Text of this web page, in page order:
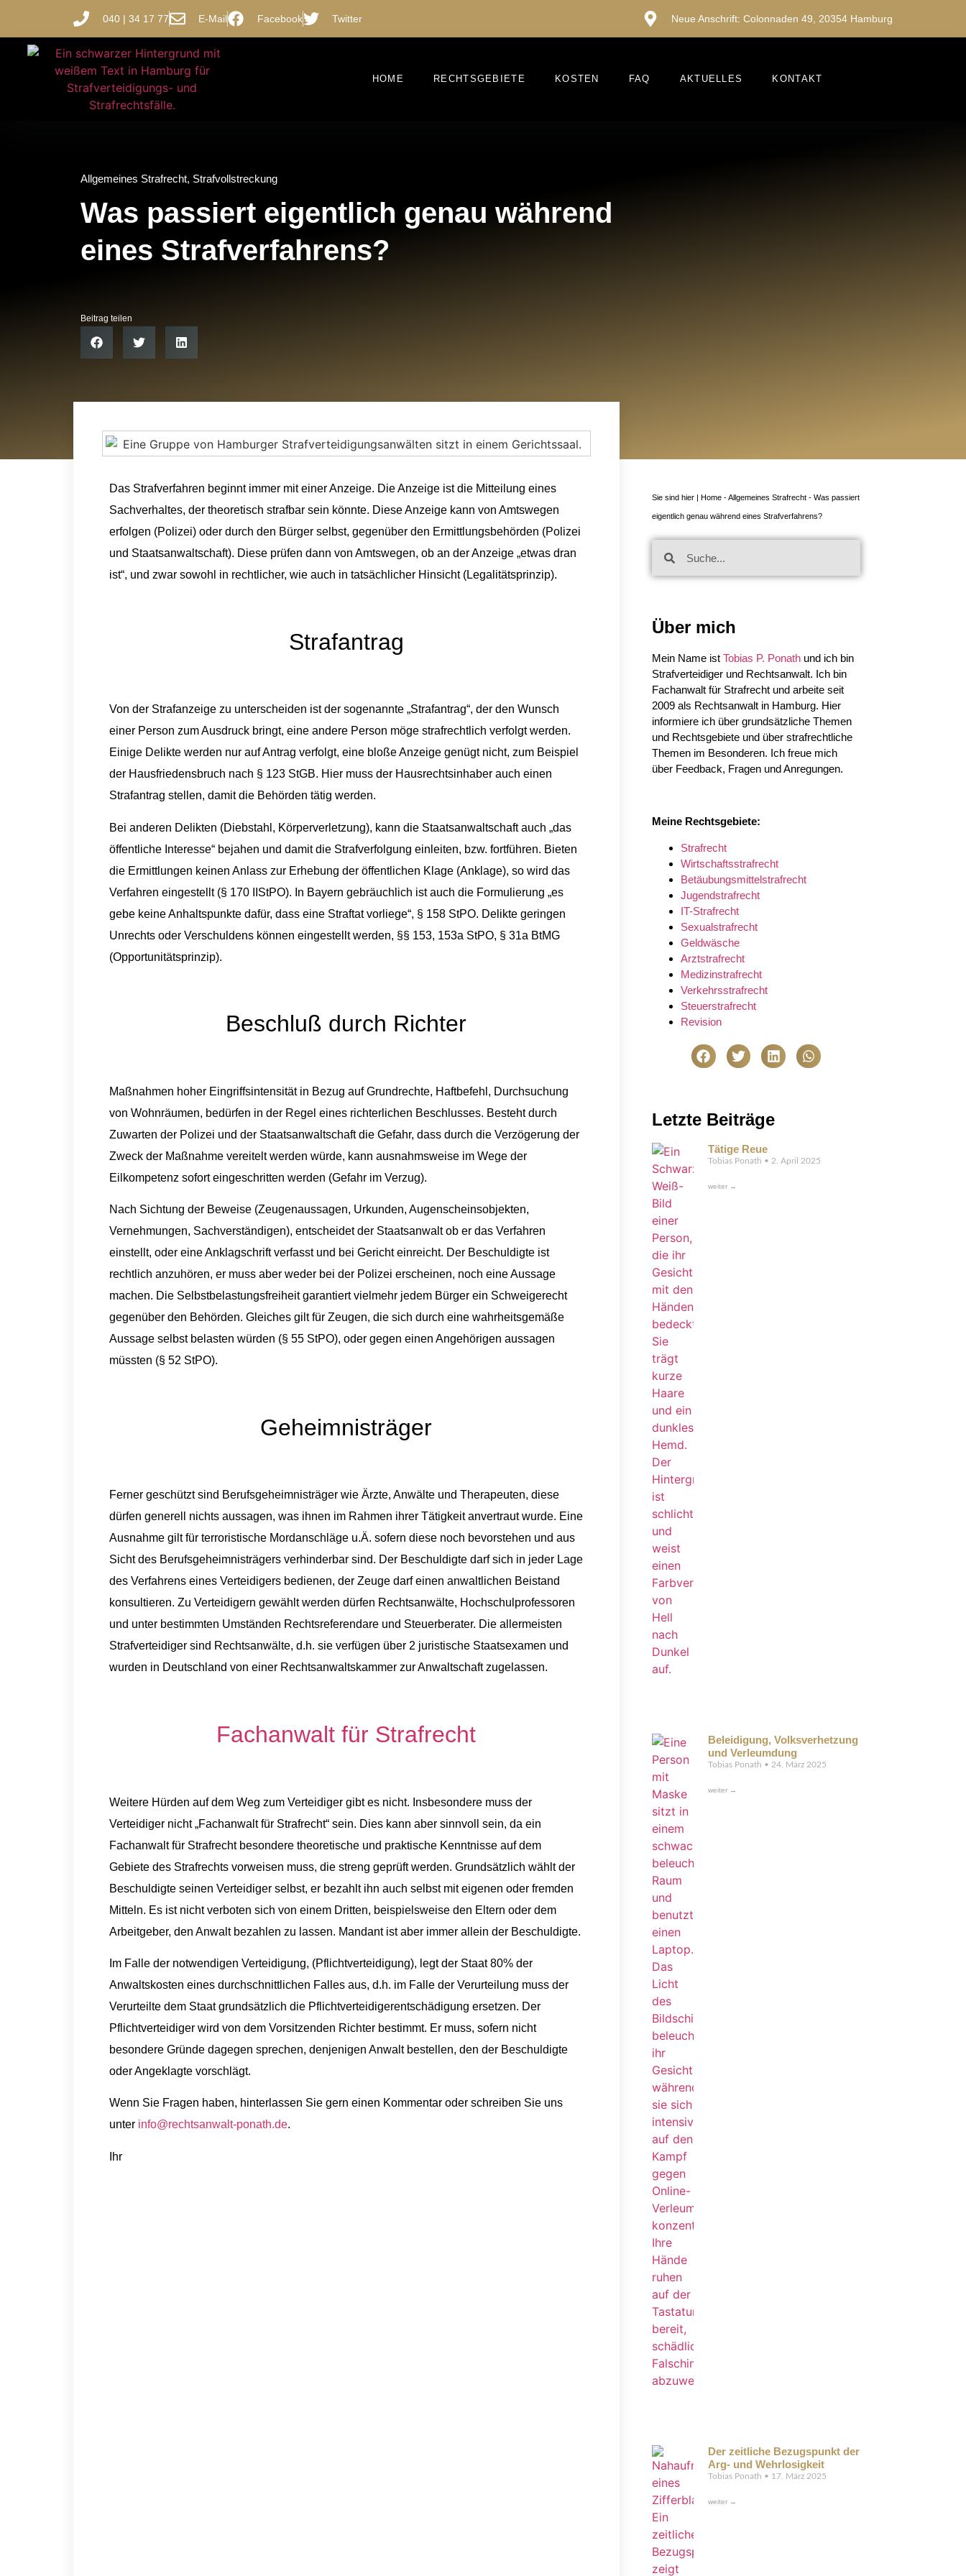
040 | 34 17 77 E-Mail Facebook Twitter Neue Anschrift: Colonnaden 49, 20354 Hamburg
HOME RECHTSGEBIETE KOSTEN FAQ AKTUELLES KONTAKT
Allgemeines Strafrecht, Strafvollstreckung
Was passiert eigentlich genau während
eines Strafverfahrens?
Beitrag teilen
Das Strafverfahren beginnt immer mit einer Anzeige. Die Anzeige ist die Mitteilung eines
Sachverhaltes, der theoretisch strafbar sein könnte. Diese Anzeige kann von Amtswegen
erfolgen (Polizei) oder durch den Bürger selbst, gegenüber den Ermittlungsbehörden (Polizei
und Staatsanwaltschaft). Diese prüfen dann von Amtswegen, ob an der Anzeige „etwas dran
ist“, und zwar sowohl in rechtlicher, wie auch in tatsächlicher Hinsicht (Legalitätsprinzip).
Strafantrag
Von der Strafanzeige zu unterscheiden ist der sogenannte „Strafantrag“, der den Wunsch
einer Person zum Ausdruck bringt, eine andere Person möge strafrechtlich verfolgt werden.
Einige Delikte werden nur auf Antrag verfolgt, eine bloße Anzeige genügt nicht, zum Beispiel
der Hausfriedensbruch nach § 123 StGB. Hier muss der Hausrechtsinhaber auch einen
Strafantrag stellen, damit die Behörden tätig werden.
Bei anderen Delikten (Diebstahl, Körperverletzung), kann die Staatsanwaltschaft auch „das
öffentliche Interesse“ bejahen und damit die Strafverfolgung einleiten, bzw. fortführen. Bieten
die Ermittlungen keinen Anlass zur Erhebung der öffentlichen Klage (Anklage), so wird das
Verfahren eingestellt (§ 170 IIStPO). In Bayern gebräuchlich ist auch die Formulierung „es
gebe keine Anhaltspunkte dafür, dass eine Straftat vorliege“, § 158 StPO. Delikte geringen
Unrechts oder Verschuldens können eingestellt werden, §§ 153, 153a StPO, § 31a BtMG
(Opportunitätsprinzip).
Beschluß durch Richter
Maßnahmen hoher Eingriffsintensität in Bezug auf Grundrechte, Haftbefehl, Durchsuchung
von Wohnräumen, bedürfen in der Regel eines richterlichen Beschlusses. Besteht durch
Zuwarten der Polizei und der Staatsanwaltschaft die Gefahr, dass durch die Verzögerung der
Zweck der Maßnahme vereitelt werden würde, kann ausnahmsweise im Wege der
Eilkompetenz sofort eingeschritten werden (Gefahr im Verzug).
Nach Sichtung der Beweise (Zeugenaussagen, Urkunden, Augenscheinsobjekten,
Vernehmungen, Sachverständigen), entscheidet der Staatsanwalt ob er das Verfahren
einstellt, oder eine Anklagschrift verfasst und bei Gericht einreicht. Der Beschuldigte ist
rechtlich anzuhören, er muss aber weder bei der Polizei erscheinen, noch eine Aussage
machen. Die Selbstbelastungsfreiheit garantiert vielmehr jedem Bürger ein Schweigerecht
gegenüber den Behörden. Gleiches gilt für Zeugen, die sich durch eine wahrheitsgemäße
Aussage selbst belasten würden (§ 55 StPO), oder gegen einen Angehörigen aussagen
müssten (§ 52 StPO).
Geheimnisträger
Ferner geschützt sind Berufsgeheimnisträger wie Ärzte, Anwälte und Therapeuten, diese
dürfen generell nichts aussagen, was ihnen im Rahmen ihrer Tätigkeit anvertraut wurde. Eine
Ausnahme gilt für terroristische Mordanschläge u.Ä. sofern diese noch bevorstehen und aus
Sicht des Berufsgeheimnisträgers verhinderbar sind. Der Beschuldigte darf sich in jeder Lage
des​ ​Verfahrens eines Verteidigers bedienen, der Zeuge darf einen anwaltlichen Beistand
konsultieren. Zu Verteidigern gewählt werden dürfen Rechtsanwälte, Hochschulprofessoren
und unter bestimmten Umständen Rechtsreferendare und Steuerberater. Die allermeisten
Strafverteidiger sind Rechtsanwälte, d.h. sie verfügen über 2 juristische Staatsexamen und
wurden in Deutschland von einer Rechtsanwaltskammer zur Anwaltschaft zugelassen.
Fachanwalt für Strafrecht
Weitere Hürden auf dem Weg zum Verteidiger gibt es nicht. Insbesondere muss der
Verteidiger nicht „Fachanwalt für Strafrecht“ sein. Dies kann aber sinnvoll sein, da ein
Fachanwalt für Strafrecht besondere theoretische und praktische Kenntnisse auf dem
Gebiete des Strafrechts vorweisen muss, die streng geprüft werden. Grundsätzlich wählt der
Beschuldigte seinen Verteidiger selbst, er bezahlt ihn auch selbst mit eigenen oder fremden
Mitteln. Es ist nicht verboten sich von einem Dritten, beispielsweise den Eltern oder dem
Arbeitgeber, den Anwalt bezahlen zu lassen. Mandant ist aber immer allein der Beschuldigte.
Im Falle der notwendigen Verteidigung, (Pflichtverteidigung), legt der Staat 80% der
Anwaltskosten eines durchschnittlichen Falles aus, d.h. im Falle der Verurteilung muss der
Verurteilte dem Staat grundsätzlich die Pflichtverteidigerentschädigung ersetzen. Der
Pflichtverteidiger wird von dem Vorsitzenden Richter bestimmt. Er muss, sofern nicht​ ​
besondere Gründe dagegen sprechen, denjenigen Anwalt bestellen, den der Beschuldigte
oder​ ​Angeklagte vorschlägt.
Wenn Sie Fragen haben, hinterlassen Sie gern einen Kommentar oder schreiben Sie uns
unter info@rechtsanwalt-ponath.de.
Ihr
Sie sind hier | Home-Allgemeines Strafrecht- Was passiert
eigentlich genau während eines Strafverfahrens?
Über mich
Mein Name ist Tobias P. Ponath und ich bin
Strafverteidiger und Rechtsanwalt. Ich bin
Fachanwalt für Strafrecht und arbeite seit
2009 als Rechtsanwalt in Hamburg. Hier
informiere ich über grundsätzliche Themen
und Rechtsgebiete und über strafrechtliche
Themen im Besonderen. Ich freue mich
über Feedback, Fragen und Anregungen.
Meine Rechtsgebiete:
Strafrecht
Wirtschaftsstrafrecht
Betäubungsmittelstrafrecht
Jugendstrafrecht
IT-Strafrecht
Sexualstrafrecht
Geldwäsche
Arztstrafrecht
Medizinstrafrecht
Verkehrsstrafrecht
Steuerstrafrecht
Revision
Letzte Beiträge
Tätige Reue
Tobias Ponath 2. April 2025
weiter →
Beleidigung, Volksverhetzung
und Verleumdung
Tobias Ponath 24. März 2025
weiter →
Der zeitliche Bezugspunkt der
Arg- und Wehrlosigkeit
Tobias Ponath 17. März 2025
weiter →